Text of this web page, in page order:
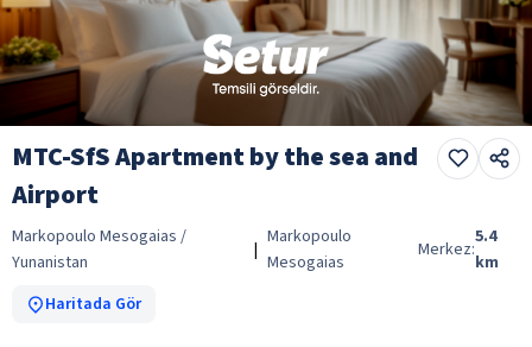
MTC-SfS Apartment by the sea and
Airport
Markopoulo Mesogaias /
Yunanistan
|
Markopoulo
Mesogaias
Merkez:
5.4
km
Haritada Gör